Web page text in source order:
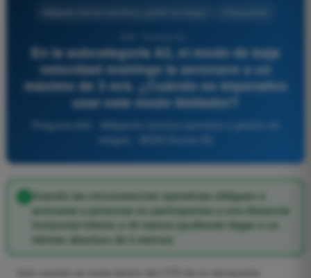
En la subcategoría A2, el modo de baja
velocidad restringe la aeronave a un
máximo de 3 m/s. ¿Cuándo es imperativo
usar este modo limitador?
Pregunta 650 - Mitigación técnica-operativa y gestión de
Cuando las circunstancias operativas obliguen a
acercarse a personas no participantes a una distancia
horizontal inferior a 30 metros (pudiendo llegar a un
mínimo absoluto de 5 metros)